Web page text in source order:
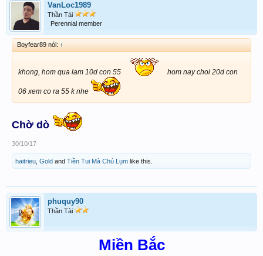
VanLoc1989
Thần Tài
Perennial member
Boyfear89 nói: ↑
khong, hom qua lam 10d con 55 hom nay choi 20d con
06 xem co ra 55 k nhe
Chờ dò
30/10/17
haitrieu Gold and Tiền Tui Mà Chú Lụm like this.
phuquy90
Thần Tài
Miền Bắc